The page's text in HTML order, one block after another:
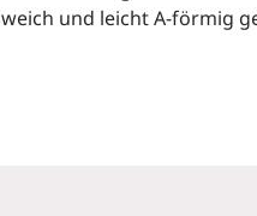
weich und leicht A-förmig